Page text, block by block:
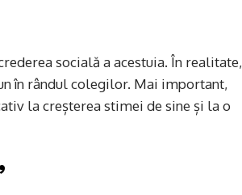
socială a acestuia. În realitate,
în rândul colegilor. Mai important,
la creșterea stimei de sine și la o